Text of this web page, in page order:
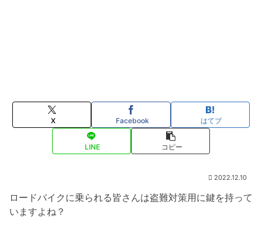
X Facebook はてブ
LINE コピー
2022.12.10
ロードバイクに乗られる皆さんは盗難対策用に鍵を持って
いますよね？